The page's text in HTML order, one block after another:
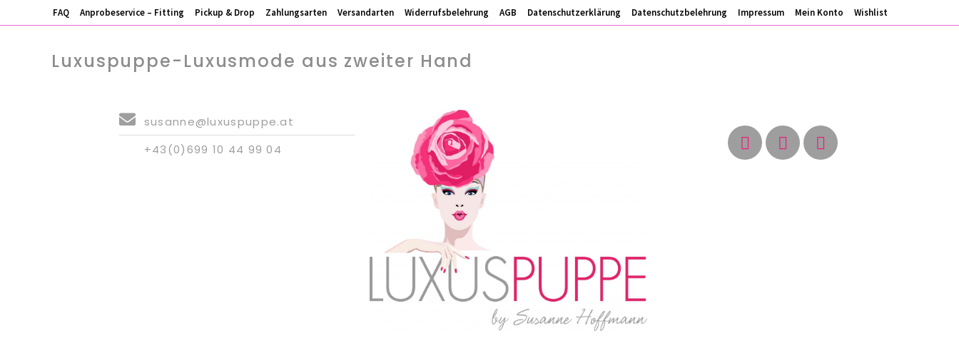
FAQ Anprobeservice – Fitting Pickup & Drop Zahlungsarten Versandarten Widerrufsbelehrung AGB Datenschutzerklärung Datenschutzbelehrung Impressum Mein Konto Wishlist
Luxuspuppe-Luxusmode aus zweiter Hand
susanne@luxuspuppe.at
+43(0)699 10 44 99 04